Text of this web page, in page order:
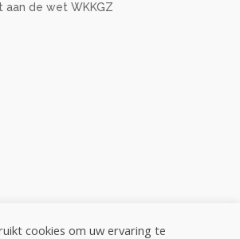
aan de wet WKKGZ
cookies om uw ervaring te